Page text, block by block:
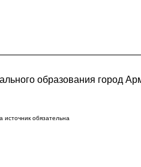
образования город
источник обязательна